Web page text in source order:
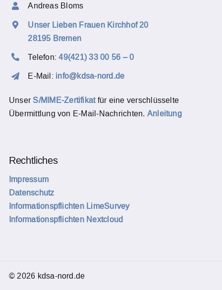
Andreas Bloms
Unser Lieben Frauen Kirchhof 20
28195 Bremen
Telefon:49(421) 33 00 56 – 0
E-Mail: info@kdsa-nord.de
Unser S/MIME-Zertifikatfür eine verschlüsselte
Übermittlung von E-Mail-Nachrichten. Anleitung
Rechtliches
Impressum
Datenschutz
Informationspflichten LimeSurvey
Informationspflichten Nextcloud
© 2026 kdsa-nord.de